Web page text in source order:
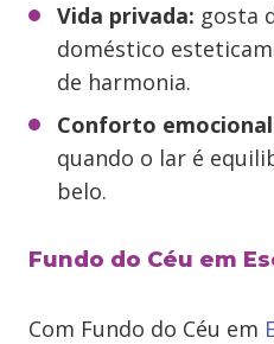
Vida privada: gosta
doméstico
de harmonia.
Conforto
quando o lar é
belo.
Fundo do Céu em
Com Fundo do Céu em